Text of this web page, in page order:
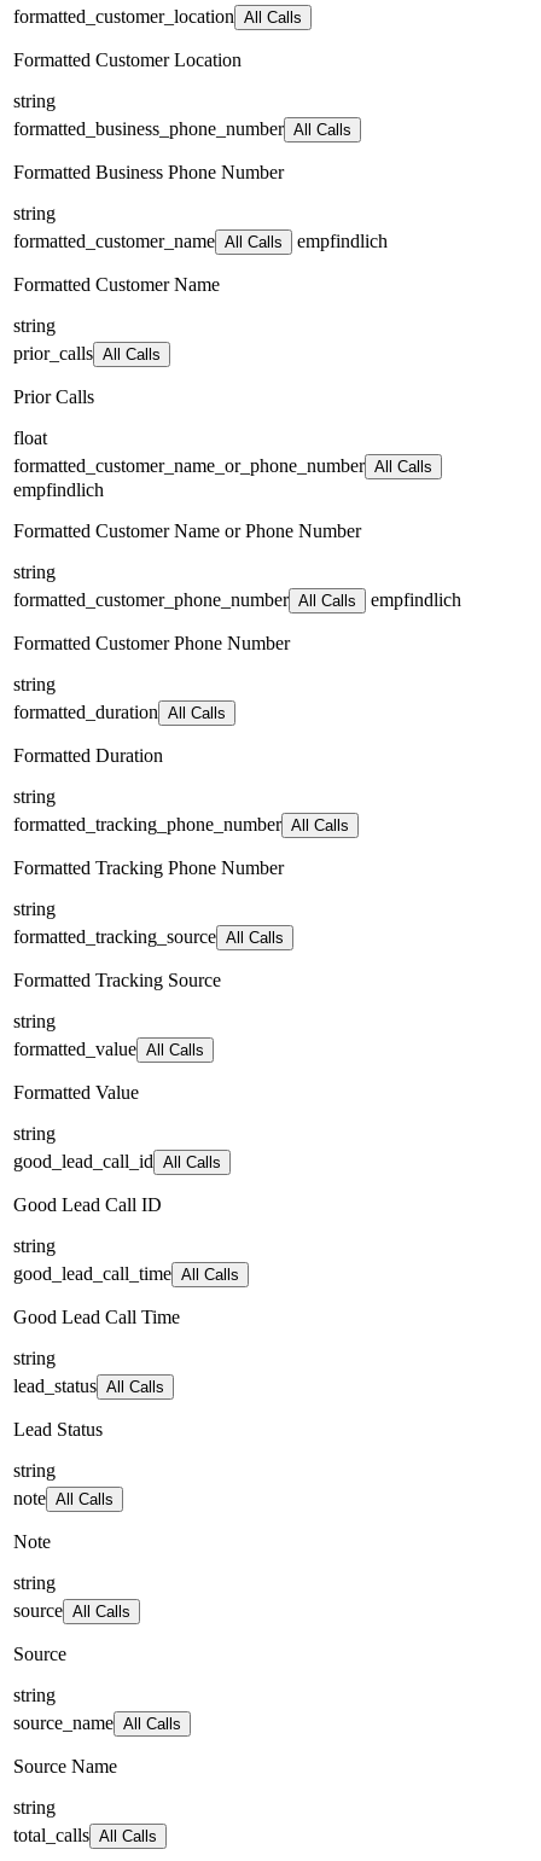
formatted_customer_location All Calls
Formatted Customer Location
string
formatted_business_phone_number All Calls
Formatted Business Phone Number
string
formatted_customer_name All Calls empfindlich
Formatted Customer Name
string
prior_calls All Calls
Prior Calls
float
formatted_customer_name_or_phone_number All Calls
empfindlich
Formatted Customer Name or Phone Number
string
formatted_customer_phone_number All Calls empfindlich
Formatted Customer Phone Number
string
formatted_duration All Calls
Formatted Duration
string
formatted_tracking_phone_number All Calls
Formatted Tracking Phone Number
string
formatted_tracking_source All Calls
Formatted Tracking Source
string
formatted_value All Calls
Formatted Value
string
good_lead_call_id All Calls
Good Lead Call ID
string
good_lead_call_time All Calls
Good Lead Call Time
string
lead_status All Calls
Lead Status
string
note All Calls
Note
string
source All Calls
Source
string
source_name All Calls
Source Name
string
total_calls All Calls